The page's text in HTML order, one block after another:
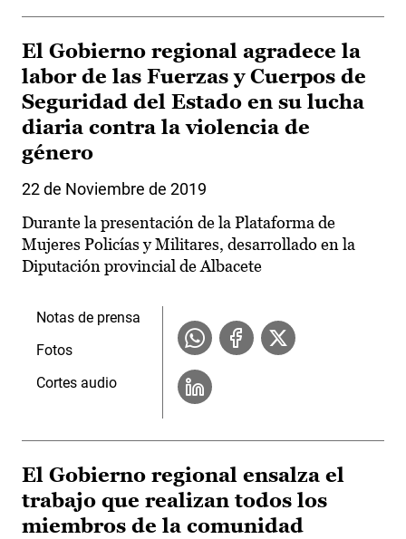
El Gobierno regional agradece la
labor de las Fuerzas y Cuerpos de
Seguridad del Estado en su lucha
diaria contra la violencia de
género
22 de Noviembre de 2019
Durante la presentación de la Plataforma de
Mujeres Policías y Militares, desarrollado en la
Diputación provincial de Albacete
Notas de prensa
Fotos
Cortes audio
El Gobierno regional ensalza el
trabajo que realizan todos los
miembros de la comunidad